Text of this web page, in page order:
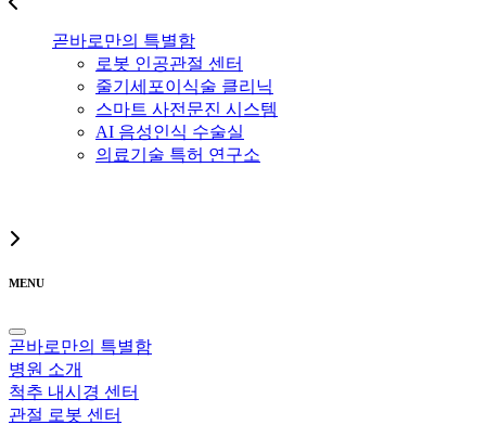
곧바로만의 특별함
로봇 인공관절 센터
줄기세포이식술 클리닉
스마트 사전문진 시스템
AI 음성인식 수술실
의료기술 특허 연구소
MENU
곧바로만의 특별함
병원 소개
척추 내시경 센터
관절 로봇 센터